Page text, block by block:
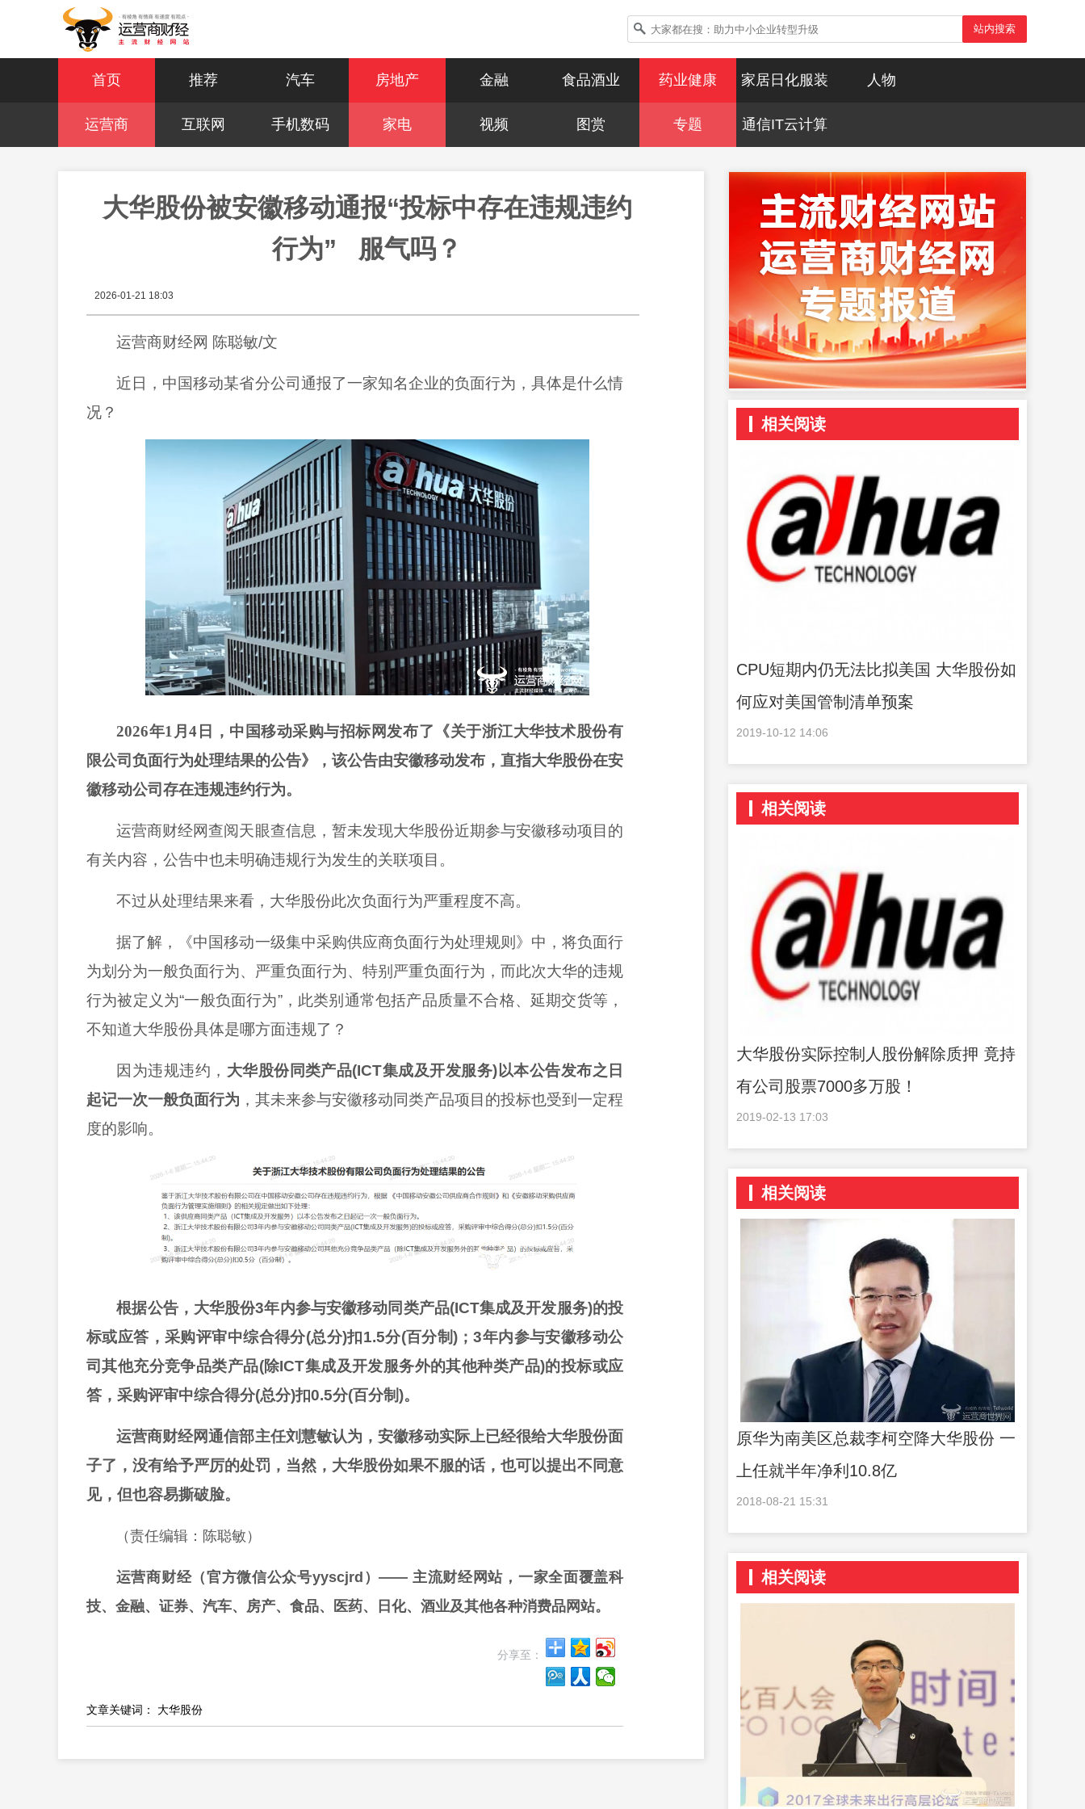
站内搜索
首页 推荐 汽车 房地产 金融 食品酒业 药业健康 家居日化服装 人物
运营商 互联网 手机数码 家电 视频 图赏 专题 通信IT云计算
大华股份被安徽移动通报“投标中存在违规违约
行为”   服气吗？
2026-01-21 18:03
运营商财经网 陈聪敏/文
近日，中国移动某省分公司通报了一家知名企业的负面行为，具体是什么情
况？
2026年1月4日，中国移动采购与招标网发布了《关于浙江大华技术股份有
限公司负面行为处理结果的公告》，该公告由安徽移动发布，直指大华股份在安
徽移动公司存在违规违约行为。
运营商财经网查阅天眼查信息，暂未发现大华股份近期参与安徽移动项目的
有关内容，公告中也未明确违规行为发生的关联项目。
不过从处理结果来看，大华股份此次负面行为严重程度不高。
据了解，《中国移动一级集中采购供应商负面行为处理规则》中，将负面行
为划分为一般负面行为、严重负面行为、特别严重负面行为，而此次大华的违规
行为被定义为“一般负面行为”，此类别通常包括产品质量不合格、延期交货等，
不知道大华股份具体是哪方面违规了？
因为违规违约， 大华股份同类产品(ICT集成及开发服务)以本公告发布之日
起记一次一般负面行为 ，其未来参与安徽移动同类产品项目的投标也受到一定程
度的影响。
根据公告，大华股份3年内参与安徽移动同类产品(ICT集成及开发服务)的投
标或应答，采购评审中综合得分(总分)扣1.5分(百分制)；3年内参与安徽移动公
司其他充分竞争品类产品(除ICT集成及开发服务外的其他种类产品)的投标或应
答，采购评审中综合得分(总分)扣0.5分(百分制)。
运营商财经网通信部主任刘慧敏认为，安徽移动实际上已经很给大华股份面
子了，没有给予严厉的处罚，当然，大华股份如果不服的话，也可以提出不同意
见，但也容易撕破脸。
（责任编辑：陈聪敏）
运营商财经（官方微信公众号yyscjrd）—— 主流财经网站，一家全面覆盖科
技、金融、证券、汽车、房产、食品、医药、日化、酒业及其他各种消费品网站。
分享至：
文章关键词： 大华股份
相关阅读
CPU短期内仍无法比拟美国 大华股份如
何应对美国管制清单预案
2019-10-12 14:06
相关阅读
大华股份实际控制人股份解除质押 竟持
有公司股票7000多万股！
2019-02-13 17:03
相关阅读
原华为南美区总裁李柯空降大华股份 一
上任就半年净利10.8亿
2018-08-21 15:31
相关阅读